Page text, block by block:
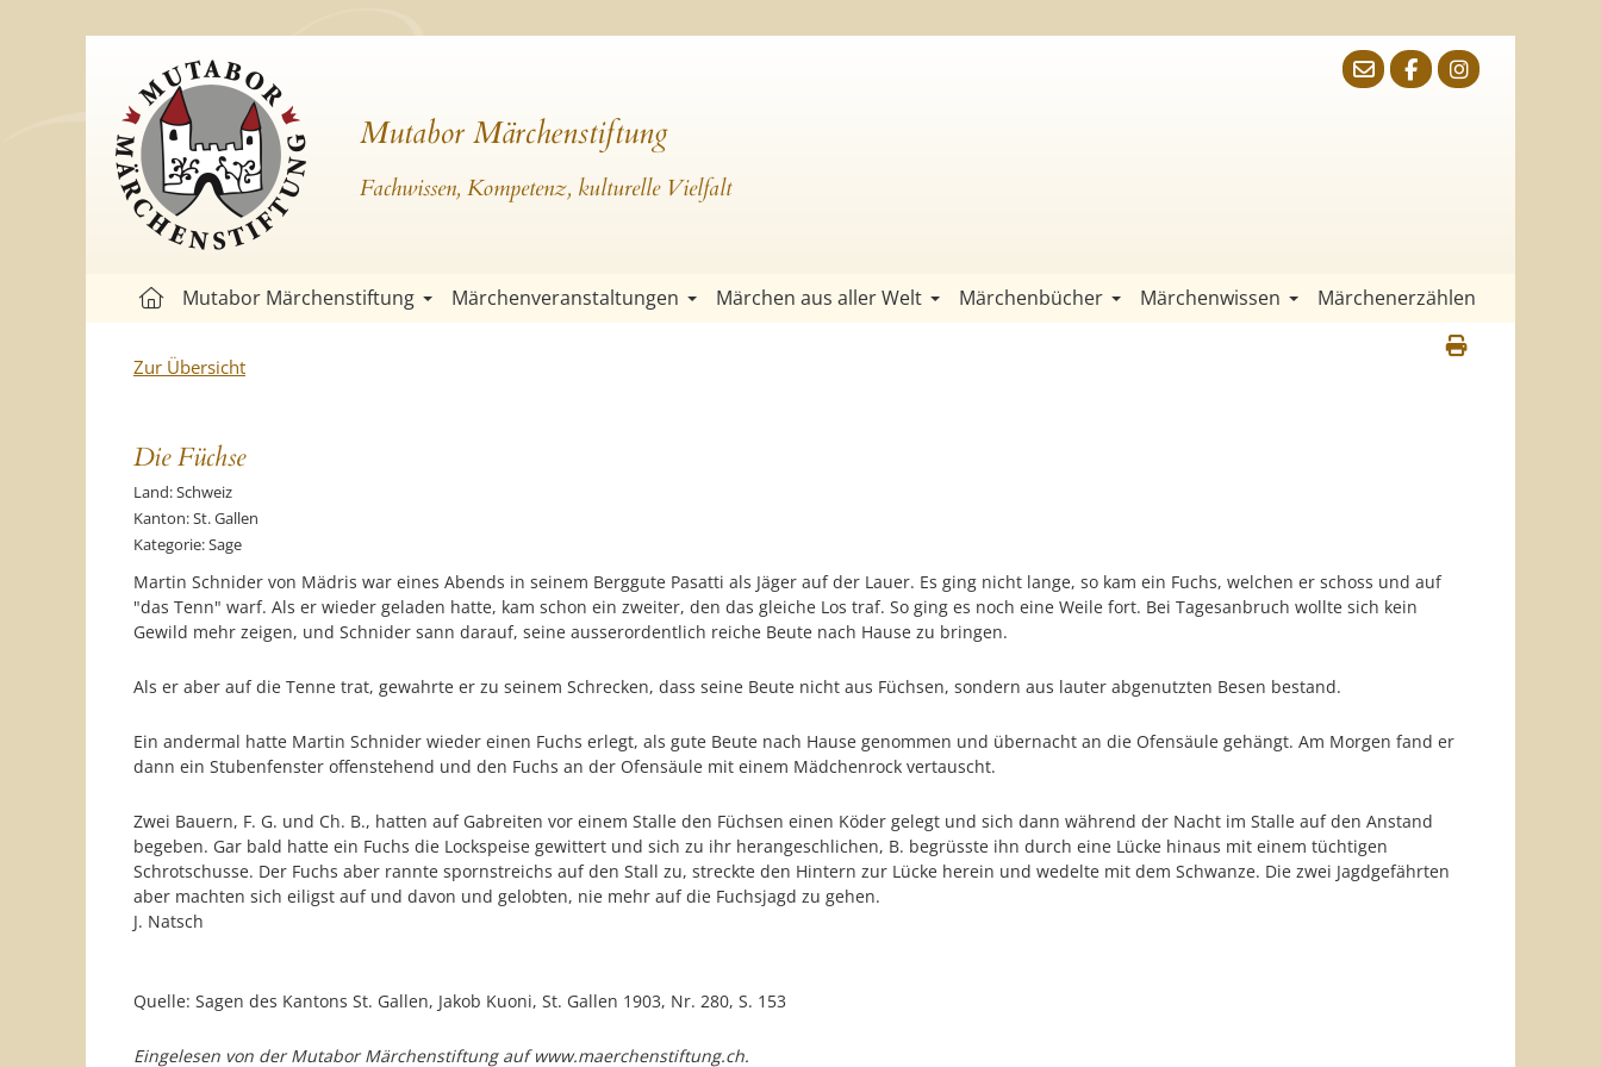
Mutabor Märchenstiftung
Fachwissen, Kompetenz, kulturelle Vielfalt
Mutabor Märchenstiftung Märchenveranstaltungen Märchen aus aller Welt Märchenbücher Märchenwissen Märchenerzählen
Zur Übersicht
Die Füchse
Land: Schweiz
Kanton: St. Gallen
Kategorie: Sage
Martin Schnider von Mädris war eines Abends in seinem Berggute Pasatti als Jäger auf der Lauer. Es ging nicht lange, so kam ein Fuchs, welchen er schoss und auf
"das Tenn" warf. Als er wieder geladen hatte, kam schon ein zweiter, den das gleiche Los traf. So ging es noch eine Weile fort. Bei Tagesanbruch wollte sich kein
Gewild mehr zeigen, und Schnider sann darauf, seine ausserordentlich reiche Beute nach Hause zu bringen.
Als er aber auf die Tenne trat, gewahrte er zu seinem Schrecken, dass seine Beute nicht aus Füchsen, sondern aus lauter abgenutzten Besen bestand.
Ein andermal hatte Martin Schnider wieder einen Fuchs erlegt, als gute Beute nach Hause genommen und übernacht an die Ofensäule gehängt. Am Morgen fand er
dann ein Stubenfenster offenstehend und den Fuchs an der Ofensäule mit einem Mädchenrock vertauscht.
Zwei Bauern, F. G. und Ch. B., hatten auf Gabreiten vor einem Stalle den Füchsen einen Köder gelegt und sich dann während der Nacht im Stalle auf den Anstand
begeben. Gar bald hatte ein Fuchs die Lockspeise gewittert und sich zu ihr herangeschlichen, B. begrüsste ihn durch eine Lücke hinaus mit einem tüchtigen
Schrotschusse. Der Fuchs aber rannte spornstreichs auf den Stall zu, streckte den Hintern zur Lücke herein und wedelte mit dem Schwanze. Die zwei Jagdgefährten
aber machten sich eiligst auf und davon und gelobten, nie mehr auf die Fuchsjagd zu gehen.
J. Natsch
Quelle: Sagen des Kantons St. Gallen, Jakob Kuoni, St. Gallen 1903, Nr. 280, S. 153
Eingelesen von der Mutabor Märchenstiftung auf www.maerchenstiftung.ch.